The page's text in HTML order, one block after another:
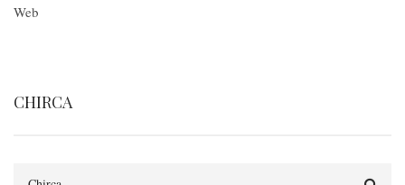
Web
CHIRCA